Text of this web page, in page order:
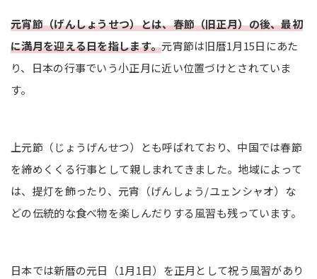
まとめ
元宵節（げんしょうせつ）とは、春節（旧正月）の後、最初
に満月を迎える日を指します。元宵節は旧暦1月15日にあた
り、日本の行事でいう小正月に近い位置づけとされていま
す。
上元節（じょうげんせつ）とも呼ばれており、中国では春節
を締めくくる行事として親しまれてきました。地域によって
は、提灯を飾ったり、元宵（げんしょう/ユェンシャオ）な
どの伝統的な食べ物を楽しんだりする風習も残っています。
日本では新暦の元日（1月1日）を正月として祝う風習があり